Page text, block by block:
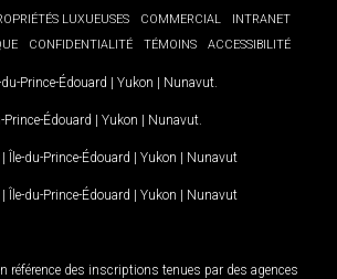
LUXUEUSES COMMERCIAL
INTRANET
CONFIDENTIALITÉ TÉMOINS ACCESSIBILITÉ
du-Prince-Édouard | Yukon | Nunavut
Prince-Édouard | Yukon | Nunavut
| Île-du-Prince-Édouard | Yukon | Nunavut
| Île-du-Prince-Édouard | Yukon | Nunavut
référence des inscriptions tenues par des agences